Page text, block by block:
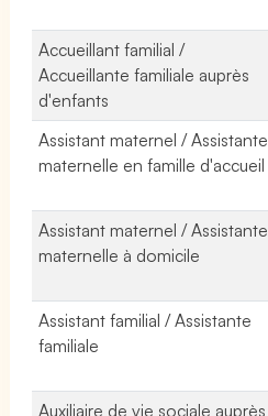
Accueillant familial /
Accueillante familiale auprès
d'enfants
Assistant maternel / Assistante
maternelle en famille d'accueil
Assistant maternel / Assistante
maternelle à domicile
Assistant familial / Assistante
familiale
Auxiliaire de vie sociale auprès